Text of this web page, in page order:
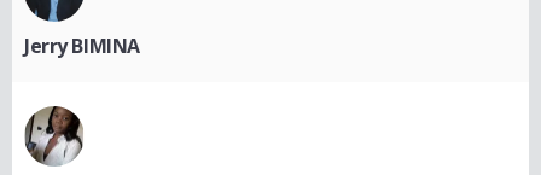
Jerry BIMINA